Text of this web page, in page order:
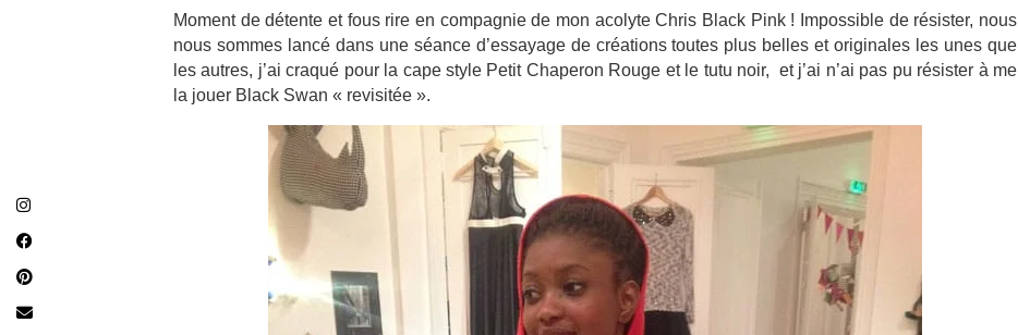
Moment de détente et fous rire en compagnie de mon acolyte Chris Black Pink ! Impossible de résister, nous
nous sommes lancé dans une séance d’essayage de créations toutes plus belles et originales les unes que
les autres, j’ai craqué pour la cape style Petit Chaperon Rouge et le tutu noir, et j’ai n’ai pas pu résister à me
la jouer Black Swan « revisitée ».